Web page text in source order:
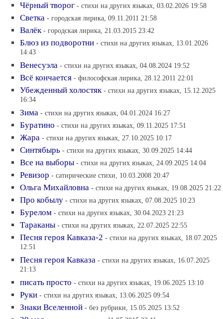
Чёрный творог - стихи на других языках, 03.02.2026 19:58
Светка - городская лирика, 09.11.2011 21:58
Валёк - городская лирика, 21.03.2015 23:42
Блюз из подворотни - стихи на других языках, 13.01.2026
14:43
Венесуэла - стихи на других языках, 04.08.2024 19:52
Всё кончается - философская лирика, 28.12.2011 22:01
Убежденный холостяк - стихи на других языках, 15.12.2025
16:34
Зима - стихи на других языках, 04.01.2024 16:27
Буратино - стихи на других языках, 09.11.2025 17:51
Жара - стихи на других языках, 27.10.2025 10:17
Синтябырь - стихи на других языках, 30.09.2025 14:44
Все на выборы - стихи на других языках, 24.09.2025 14:04
Ревизор - сатирические стихи, 10.03.2008 20:47
Ольга Михайловна - стихи на других языках, 19.08.2025 21:22
Про кобылу - стихи на других языках, 07.08.2025 10:23
Бурелом - стихи на других языках, 30.04.2023 21:23
Тараканы - стихи на других языках, 22.07.2025 22:55
Песня героя Кавказа-2 - стихи на других языках, 18.07.2025
12:51
Песня героя Кавказа - стихи на других языках, 16.07.2025
21:13
писать просто - стихи на других языках, 19.06.2025 13:10
Руки - стихи на других языках, 13.06.2025 09:54
Знаки Вселенной - без рубрики, 15.05.2025 13:52